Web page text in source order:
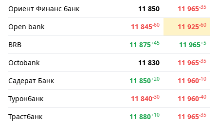
Ориент Финанс банк 11 850 11 965-35
Open bank 11 845-60 11 925-60
BRB 11 875+45 11 965+5
Octobank 11 830 11 965-35
Садерат Банк 11 850+20 11 960-10
Туронбанк 11 840-30 11 960-40
Трастбанк 11 880+10 11 965-35